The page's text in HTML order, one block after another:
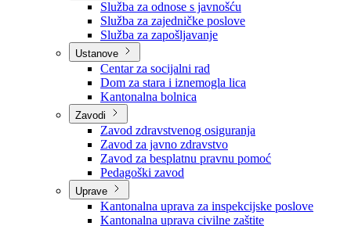
Službe
Služba za odnose s javnošću
Služba za zajedničke poslove
Služba za zapošljavanje
Ustanove
Centar za socijalni rad
Dom za stara i iznemogla lica
Kantonalna bolnica
Zavodi
Zavod zdravstvenog osiguranja
Zavod za javno zdravstvo
Zavod za besplatnu pravnu pomoć
Pedagoški zavod